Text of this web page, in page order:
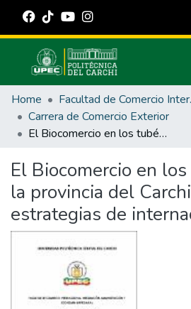
Communities & Collections
All of DSpace
Statistics
Estadísticas Externas
Manuales
Home
Facultad de
Carrera de Comercio Exterior
El Biocomercio en los tubérculos de la provincia del Carchi y las estrategias de internacionalización
El Biocomercio en
la provincia del
estrategias de